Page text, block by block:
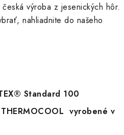
výroba z jesenických hôr.
nahliadnite do našeho
Standard 100
vyrobené v